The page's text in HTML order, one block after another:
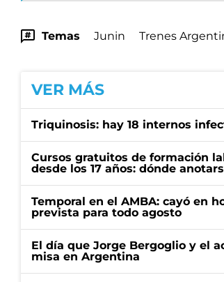
Temas Junin Trenes
VER MÁS
Triquinosis: hay 18 internos
Cursos gratuitos de formación
desde los 17 años: dónde
Temporal en el AMBA: cayó en
prevista para todo agosto
El día que Jorge Bergoglio y el
misa en Argentina